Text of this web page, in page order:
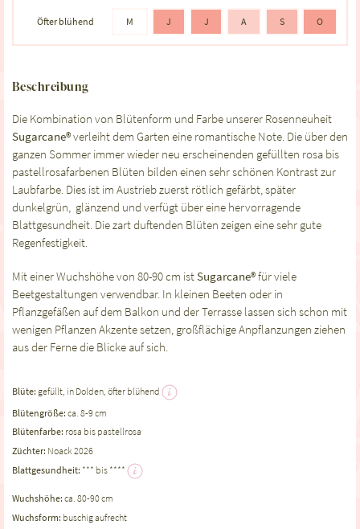
Öfter blühend M J J A S O
Beschreibung
Die Kombination von Blütenform und Farbe unserer Rosenneuheit
Sugarcane®verleiht dem Garten eine romantische Note. Die über den
ganzen Sommer immer wieder neu erscheinenden gefüllten rosa bis
pastellrosafarbenen Blüten bilden einen sehr schönen Kontrast zur
Laubfarbe. Dies ist im Austrieb zuerst rötlich gefärbt, später
dunkelgrün, glänzend und verfügt über eine hervorragende
Blattgesundheit. Die zart duftenden Blüten zeigen eine sehr gute
Regenfestigkeit.
Mit einer Wuchshöhe von 80-90 cm istSugarcane®für viele
Beetgestaltungen verwendbar. In kleinen Beeten oder in
Pflanzgefäßen auf dem Balkon und der Terrasse lassen sich schon mit
wenigen Pflanzen Akzente setzen, großflächige Anpflanzungen ziehen
aus der Ferne die Blicke auf sich.
Blüte: gefüllt, in Dolden, öfter blühend
Blütengröße: ca. 8-9 cm
Blütenfarbe: rosa bis pastellrosa
Züchter: Noack 2026
Blattgesundheit: *** bis ****
Wuchshöhe: ca. 80-90 cm
Wuchsform: buschig aufrecht